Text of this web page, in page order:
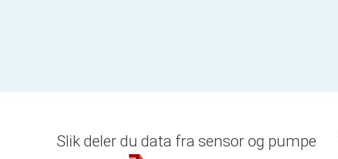
Slik deler du data fra sensor og pumpe